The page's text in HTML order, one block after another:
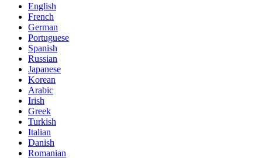
English
French
German
Portuguese
Spanish
Russian
Japanese
Korean
Arabic
Irish
Greek
Turkish
Italian
Danish
Romanian